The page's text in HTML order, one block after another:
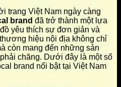
trang Việt Nam ngày càng
brand đã trở thành một lựa
yêu thích sự đơn giản và
hiệu nội địa không chỉ
còn mang đến những sản
chăng. Dưới đây là một số
brand nổi bật tại Việt Nam